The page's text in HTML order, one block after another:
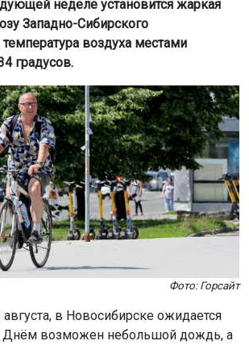
неделе установится жаркая
Западно-Сибирского
воздуха местами
градусов.
Фото: Горсайт
в Новосибирске ожидается
Днём возможен небольшой дождь, а